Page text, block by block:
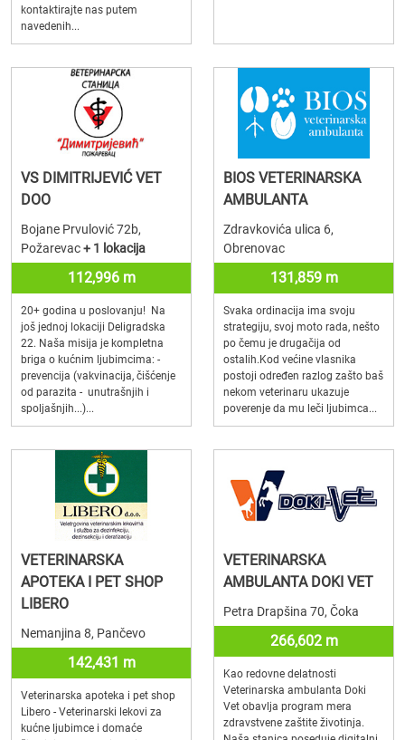
kontaktirajte nas putem
navedenih...
VS DIMITRIJEVIĆ VET
DOO
Bojane Prvulović 72b,
Požarevac+ 1 lokacija
112,996 m
20+ godina u poslovanju! Na
još jednoj lokaciji Deligradska
22. Naša misija je kompletna
briga o kućnim ljubimcima: -
prevencija (vakvinacija, čišćenje
od parazita - unutrašnjih i
spoljašnjih...)...
BIOS VETERINARSKA
AMBULANTA
Zdravkovića ulica 6,
Obrenovac
131,859 m
Svaka ordinacija ima svoju
strategiju, svoj moto rada, nešto
po čemu je drugačija od
ostalih.Kod većine vlasnika
postoji određen razlog zašto baš
nekom veterinaru ukazuje
poverenje da mu leči ljubimca...
VETERINARSKA
APOTEKA I PET SHOP
LIBERO
Nemanjina 8, Pančevo
142,431 m
Veterinarska apoteka i pet shop
Libero - Veterinarski lekovi za
kućne ljubimce i domaće
VETERINARSKA
AMBULANTA DOKI VET
Petra Drapšina 70, Čoka
266,602 m
Kao redovne delatnosti
Veterinarska ambulanta Doki
Vet obavlja program mera
zdravstvene zaštite životinja.